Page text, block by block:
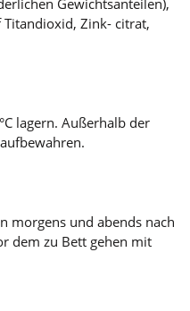
Zink- citrat,
lagern. Außerhalb der
morgens und abends nach
dem zu Bett gehen mit